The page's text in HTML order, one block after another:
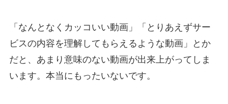
「なんとなくカッコいい動画」「とりあえずサー
ビスの内容を理解してもらえるような動画」とか
だと、あまり意味のない動画が出来上がってしま
います。本当にもったいないです。